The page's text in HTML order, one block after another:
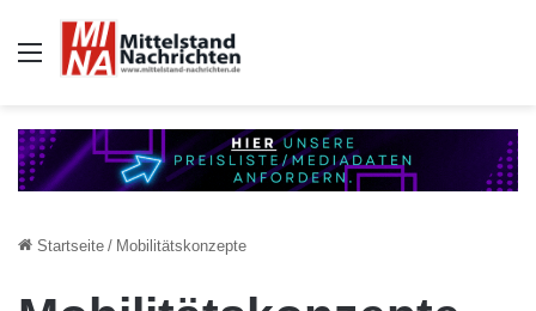
Auswahl
Startseite / Mobilitätskonzepte